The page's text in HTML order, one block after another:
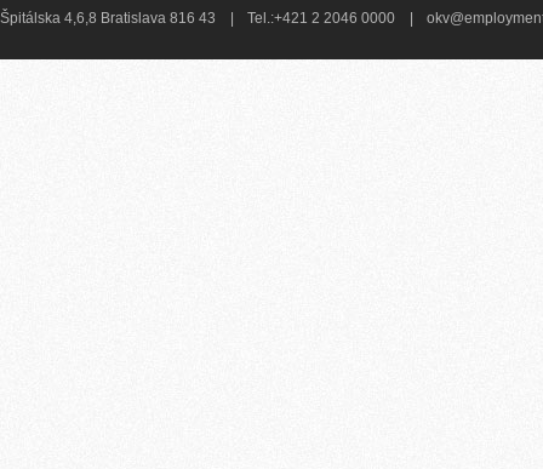
Špitálska 4,6,8 Bratislava 816 43
Tel.:+421 2 2046 0000